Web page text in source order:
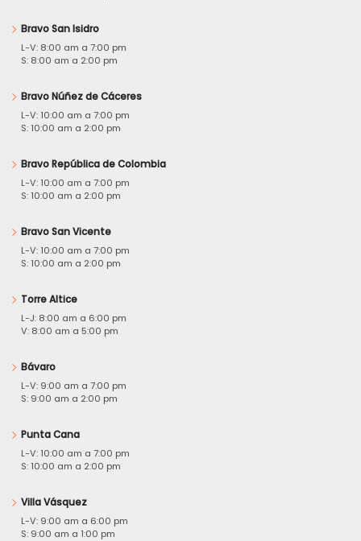
Bravo San Isidro
L-V: 8:00 am a 7:00 pm
S: 8:00 am a 2:00 pm
Bravo Núñez de Cáceres
L-V: 10:00 am a 7:00 pm
S: 10:00 am a 2:00 pm
Bravo República de Colombia
L-V: 10:00 am a 7:00 pm
S: 10:00 am a 2:00 pm
Bravo San Vicente
L-V: 10:00 am a 7:00 pm
S: 10:00 am a 2:00 pm
Torre Altice
L-J: 8:00 am a 6:00 pm
V: 8:00 am a 5:00 pm
Bávaro
L-V: 9:00 am a 7:00 pm
S: 9:00 am a 2:00 pm
Punta Cana
L-V: 10:00 am a 7:00 pm
S: 10:00 am a 2:00 pm
Villa Vásquez
L-V: 9:00 am a 6:00 pm
S: 9:00 am a 1:00 pm